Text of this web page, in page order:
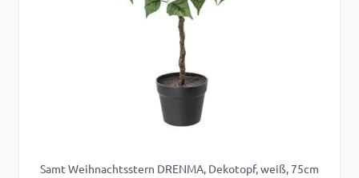
Samt Weihnachtsstern DRENMA, Dekotopf, weiß, 75cm